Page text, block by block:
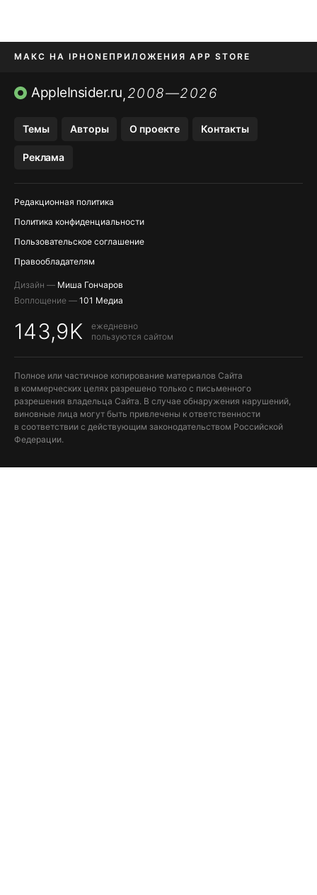
МАКС НА IPHONE ПРИЛОЖЕНИЯ APP STORE
TIKTOK НА IPHONEПРИЛОЖЕНИЯ БЕЗ APP STORE
AppleInsider.ru,2008—2026
Темы Авторы О проекте Контакты
Реклама
Редакционная политика
Политика конфиденциальности
Пользовательское соглашение
Правообладателям
Дизайн — Миша Гончаров
Воплощение — 101 Медиа
143,9K
ежедневно
пользуются сайтом
Полное или частичное копирование материалов Сайта
в коммерческих целях разрешено только с письменного
разрешения владельца Сайта. В случае обнаружения нарушений,
виновные лица могут быть привлечены к ответственности
в соответствии с действующим законодательством Российской
Федерации.